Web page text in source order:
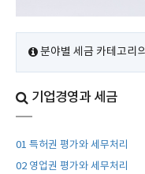
분야별 세금 카테고리
기업경영과 세금
01 특허권 평가와 세무처리
02 영업권 평가와 세무처리